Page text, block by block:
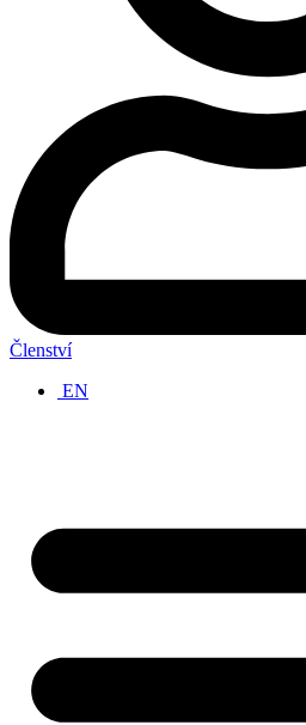
Členství
EN